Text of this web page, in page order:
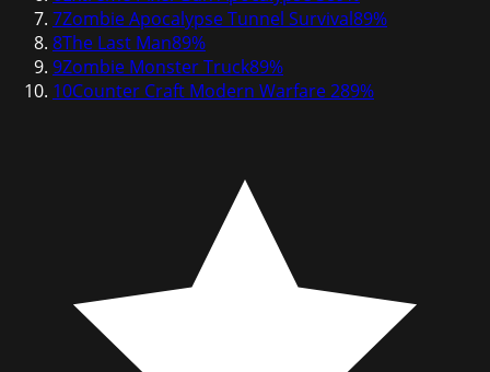
7Zombie Apocalypse Tunnel Survival89%
8The Last Man89%
9Zombie Monster Truck89%
10Counter Craft Modern Warfare 289%